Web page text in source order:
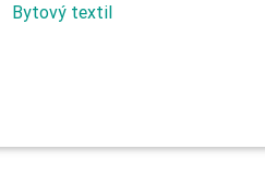
Bytový textil